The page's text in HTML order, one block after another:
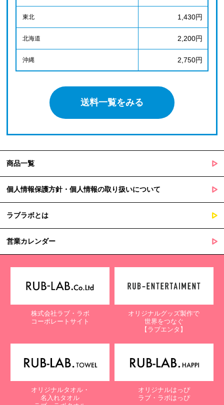
東北 1,430円
北海道 2,200円
沖縄 2,750円
送料一覧をみる
商品一覧
個人情報保護方針・個人情報の取り扱いについて
ラブラボとは
営業カレンダー
株式会社ラブ・ラボ
コーポレートサイト
オリジナルグッズ製作で
世界をつなぐ
【ラブエンタ】
オリジナルタオル・
名入れタオル
オリジナルはっぴ
ラブ・ラボはっぴ